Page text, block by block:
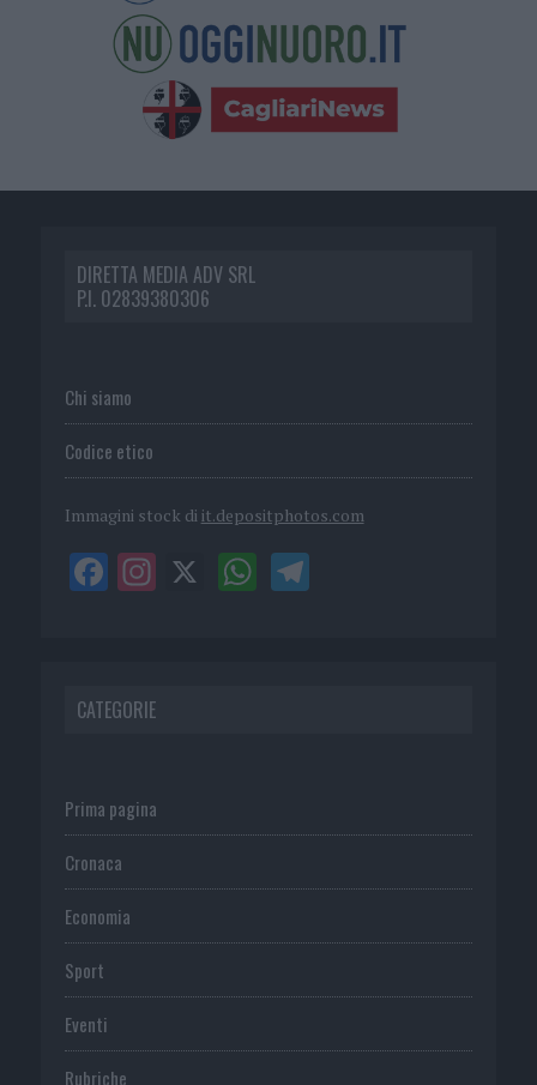
DIRETTA MEDIA ADV SRL
P.I. 02839380306
Chi siamo
Codice etico
Immagini stock di it.depositphotos.com
CATEGORIE
Prima pagina
Cronaca
Economia
Sport
Eventi
Rubriche